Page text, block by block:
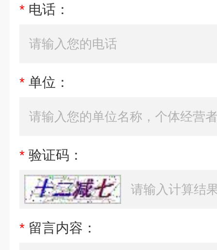
* 电话：
* 单位：
* 验证码：
* 留言内容：